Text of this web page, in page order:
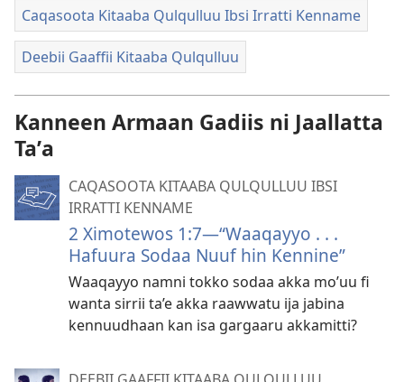
Caqasoota Kitaaba Qulqulluu Ibsi Irratti Kenname
Deebii Gaaffii Kitaaba Qulqulluu
Kanneen Armaan Gadiis ni Jaallatta
Taʼa
CAQASOOTA KITAABA QULQULLUU IBSI
IRRATTI KENNAME
2 Ximotewos 1:7—“Waaqayyo . . .
Hafuura Sodaa Nuuf hin Kennine”
Waaqayyo namni tokko sodaa akka mo’uu fi
wanta sirrii ta’e akka raawwatu ija jabina
kennuudhaan kan isa gargaaru akkamitti?